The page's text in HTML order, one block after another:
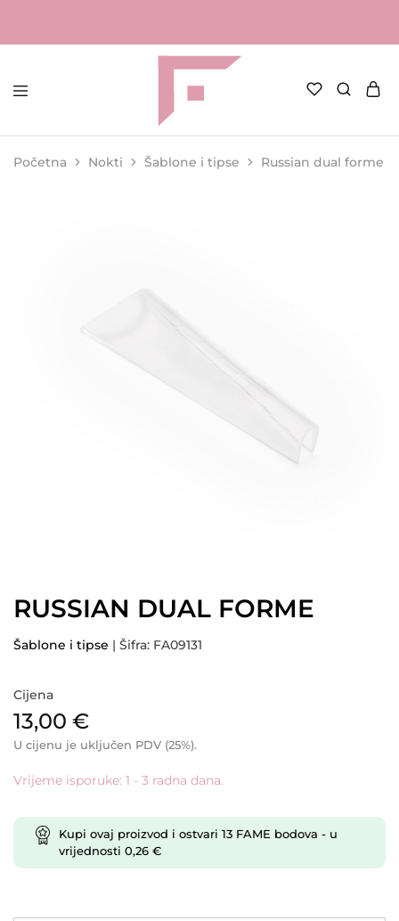
FAME
Profesionalna
za
kozmetičke
Početna Nokti Šablone i tipse Russian dual forme
RUSSIAN DUAL FORME
Šablone i tipse | Šifra: FA09131
Cijena
13,00 €
U cijenu je uključen PDV (25%).
Vrijeme isporuke: 1 - 3 radna dana.
Kupi ovaj proizvod i ostvari 13 FAME bodova - u
vrijednosti 0,26 €